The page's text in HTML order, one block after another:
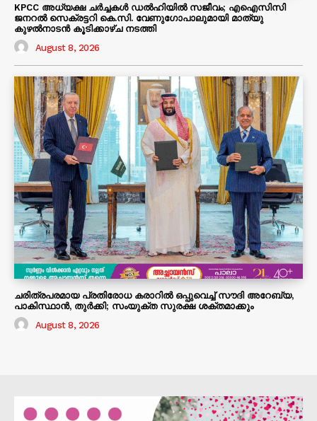
KPCC അധ്യക്ഷ ചർച്ചകൾ ഡൽഹിയിൽ സജീവം; എഐസിസി
ജനറൽ സെക്രട്ടറി കെ.സി. വേണുഗോപാലുമായി മാത്യു
കുഴൽനാടൻ കൂടിക്കാഴ്ച നടത്തി
August 8, 2026
ചരിത്രപരമായ പ്രതിരോധ കരാറിൽ ഒപ്പുവെച്ച് സൗദി അറേബ്യ,
പാകിസ്ഥാൻ, തുർക്കി; സംയുക്ത സുരക്ഷ ശക്തമാക്കും
August 8, 2026